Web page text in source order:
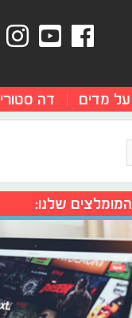
על מדים דה סטורי
המומלצים שלנו: